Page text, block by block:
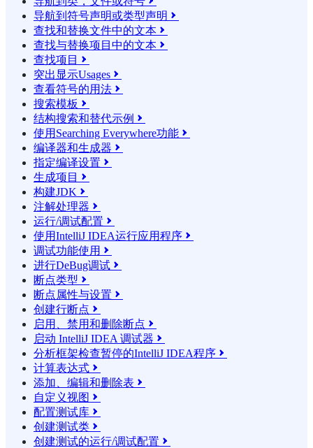
导航到符号声明或类型声明 
查找和替换文件中的文本 
查找与替换项目中的文本 
查找项目 
突出显示Usages 
查看符号的用法 
搜索模板 
结构搜索和替代示例 
使用Searching Everywhere功能 
编译器和生成器 
指定编译设置 
生成项目 
构建JDK 
注解处理器 
运行/调试配置 
使用IntelliJ IDEA运行应用程序 
调试功能使用 
进行DeBug调试 
断点类型 
断点属性与设置 
创建行断点 
启用、禁用和删除断点 
启动 IntelliJ IDEA 调试器 
分析框架检查暂停的IntelliJ IDEA程序 
计算表达式 
添加、编辑和删除表 
自定义视图 
配置测试库 
创建测试类 
创建测试的运行/调试配置 